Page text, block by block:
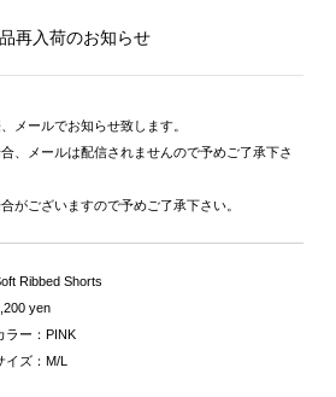
再入荷のお知らせ
メールでお知らせ致します。
、メールは配信されませんので予めご了承下さ
がございますので予めご了承下さい。
Ribbed Shorts
yen
ラー：PINK
イズ：M/L